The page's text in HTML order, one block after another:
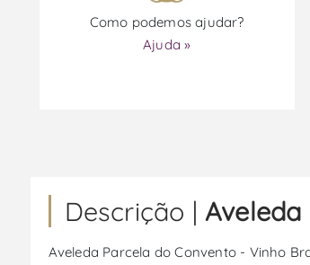
Como podemos ajudar?
Ajuda »
Descrição | Aveleda
Aveleda Parcela do Convento - Vinho